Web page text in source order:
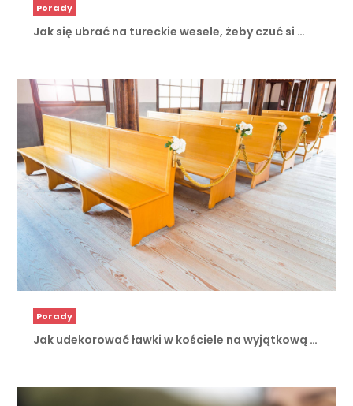
Porady
Jak się ubrać na tureckie wesele, żeby czuć si …
Porady
Jak udekorować ławki w kościele na wyjątkową …